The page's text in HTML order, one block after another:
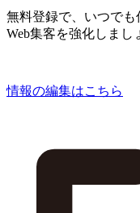
無料登録で、いつでも
Web集客を強化しまし
情報の編集はこちら